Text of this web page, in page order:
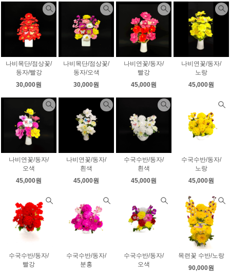
나비목단/점상꽃/
동자/빨강
30,000원
나비목단/점상꽃/
동자/오색
30,000원
나비연꽃/동자/
빨강
45,000원
나비연꽃/동자/
노랑
45,000원
나비연꽃/동자/
오색
45,000원
나비연꽃/동자/
흰색
45,000원
수국수반/동자/
흰색
45,000원
수국수반/동자/
노랑
45,000원
수국수반/동자/
빨강
수국수반/동자/
분홍
수국수반/동자/
오색
목련꽃 수반/노랑
90,000원